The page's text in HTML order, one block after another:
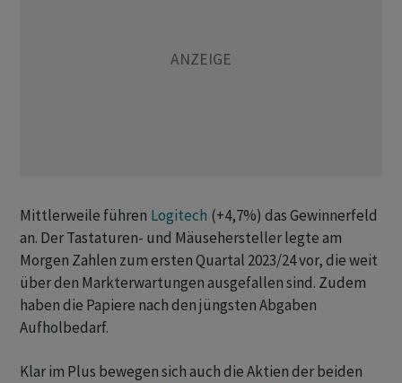
Mittlerweile führen Logitech (+4,7%) das Gewinnerfeld
an. Der Tastaturen- und Mäusehersteller legte am
Morgen Zahlen zum ersten Quartal 2023/24 vor, die weit
über den Markterwartungen ausgefallen sind. Zudem
haben die Papiere nach den jüngsten Abgaben
Aufholbedarf.
Klar im Plus bewegen sich auch die Aktien der beiden